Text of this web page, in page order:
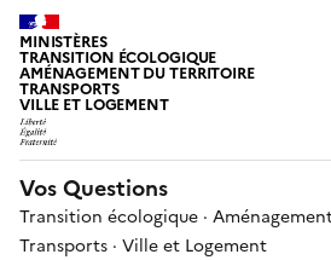
MINISTÈRES
TRANSITION ÉCOLOGIQUE
AMÉNAGEMENT DU TERRITOIRE
TRANSPORTS
VILLE ET LOGEMENT
Vos Questions
Transition écologique ·
Transports · Ville et Logement